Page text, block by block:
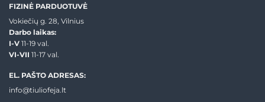
FIZINĖ PARDUOTUVĖ
Vokiečių g. 28, Vilnius
Darbo laikas:
I-V 11-19 val.
VI-VII 11-17 val.
EL. PAŠTO ADRESAS:
info@tiuliofeja.lt